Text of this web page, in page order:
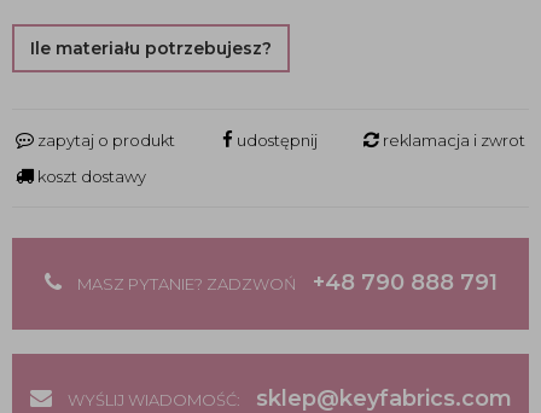
Ile materiału potrzebujesz?
zapytaj o produkt udostępnij
reklamacja i zwrot
koszt dostawy
MASZ PYTANIE? ZADZWOŃ +48 790 888 791
WYŚLIJ WIADOMOŚĆ: sklep@keyfabrics.com